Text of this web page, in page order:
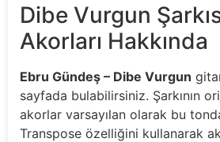
Dibe Vurgun
Akorları Hakkında
Ebru Gündeş – Dibe Vurgun
sayfada bulabilirsiniz. Şarkının
akorlar varsayılan olarak bu
Transpose özelliğini kullanarak